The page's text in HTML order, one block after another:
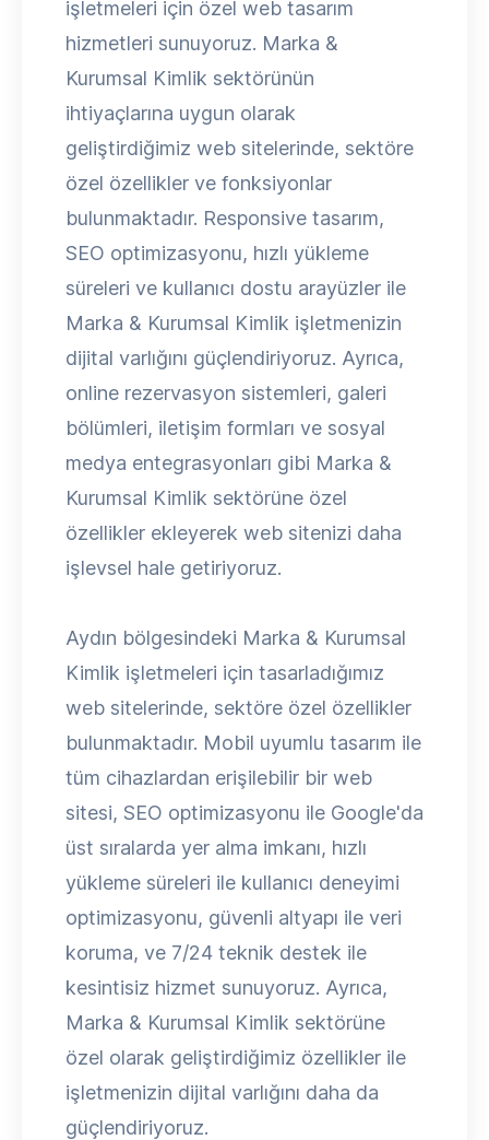
işletmeleri için özel web tasarım
hizmetleri sunuyoruz. Marka &
Kurumsal Kimlik sektörünün
ihtiyaçlarına uygun olarak
geliştirdiğimiz web sitelerinde, sektöre
özel özellikler ve fonksiyonlar
bulunmaktadır. Responsive tasarım,
SEO optimizasyonu, hızlı yükleme
süreleri ve kullanıcı dostu arayüzler ile
Marka & Kurumsal Kimlik işletmenizin
dijital varlığını güçlendiriyoruz. Ayrıca,
online rezervasyon sistemleri, galeri
bölümleri, iletişim formları ve sosyal
medya entegrasyonları gibi Marka &
Kurumsal Kimlik sektörüne özel
özellikler ekleyerek web sitenizi daha
işlevsel hale getiriyoruz.
Aydın bölgesindeki Marka & Kurumsal
Kimlik işletmeleri için tasarladığımız
web sitelerinde, sektöre özel özellikler
bulunmaktadır. Mobil uyumlu tasarım ile
tüm cihazlardan erişilebilir bir web
sitesi, SEO optimizasyonu ile Google'da
üst sıralarda yer alma imkanı, hızlı
yükleme süreleri ile kullanıcı deneyimi
optimizasyonu, güvenli altyapı ile veri
koruma, ve 7/24 teknik destek ile
kesintisiz hizmet sunuyoruz. Ayrıca,
Marka & Kurumsal Kimlik sektörüne
özel olarak geliştirdiğimiz özellikler ile
işletmenizin dijital varlığını daha da
güçlendiriyoruz.